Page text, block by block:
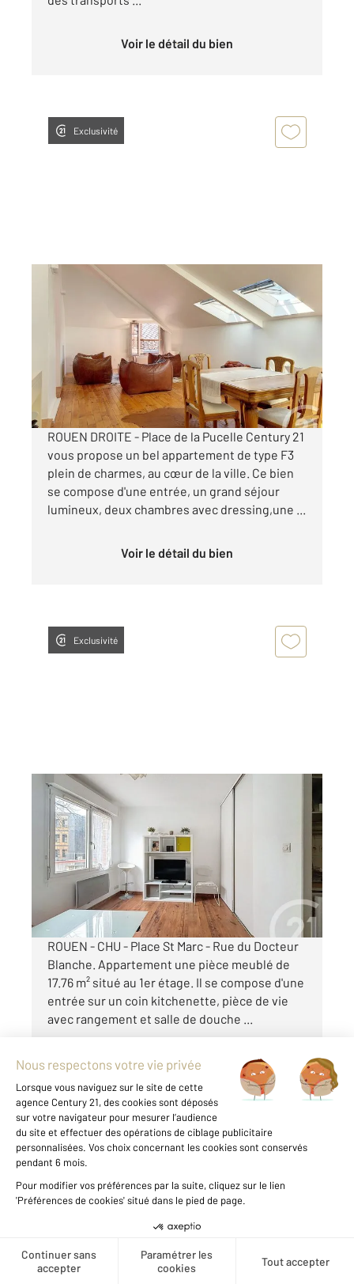
Créer une alerte
Voir le détail du bien
Exclusivité
, 3 pièces
Ref : 34293
Appartement F3 à louer
931 €
par mois charges comprises
ROUEN DROITE - Place de la Pucelle Century 21
vous propose un bel appartement de type F3
plein de charmes, au cœur de la ville. Ce bien
se compose d'une entrée, un grand séjour
lumineux, deux chambres avec dressing,une ...
Voir le détail du bien
Exclusivité
ROUEN 76
17,76 m2, 1 pièce
Ref : 34086
Appartement Studio à louer
470 €
par mois charges comprises
ROUEN - CHU - Place St Marc - Rue du Docteur
Blanche. Appartement une pièce meublé de
17.76 m² situé au 1er étage. Il se compose d'une
entrée sur un coin kitchenette, pièce de vie
avec rangement et salle de douche ...
Voir le détail du bien
Exclusivité